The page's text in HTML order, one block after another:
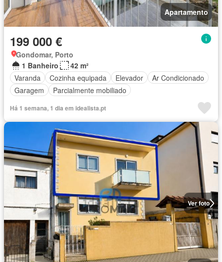
Apartamento
199 000 €
Gondomar, Porto
1 Banheiro
42 m²
Varanda
Cozinha equipada Elevador
Ar Condicionado
Garagem
Parcialmente mobiliado
Há 1 semana, 1 dia em idealista.pt
Ver foto